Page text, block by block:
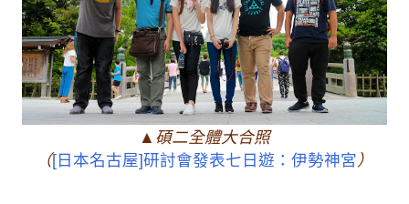
▲碩二全體大合照
（[日本名古屋]研討會發表七日遊：伊勢神宮）